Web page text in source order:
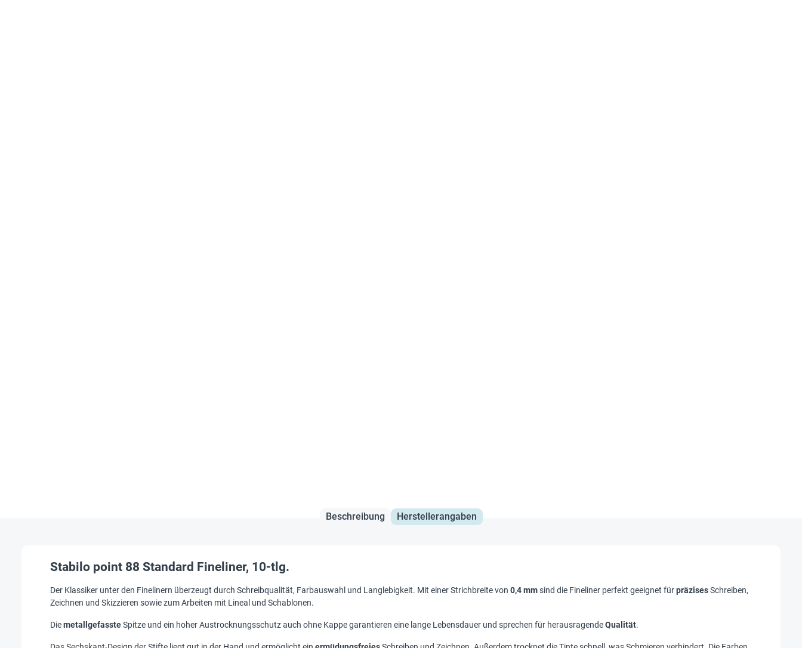
Beschreibung Herstellerangaben
Stabilo point 88 Standard Fineliner, 10-tlg.
Der Klassiker unter den Finelinern überzeugt durch Schreibqualität, Farbauswahl und Langlebigkeit. Mit einer Strichbreite von 0,4 mmsind die Fineliner perfekt geeignet fürpräzisesSchreiben,
Zeichnen und Skizzieren sowie zum Arbeiten mit Lineal und Schablonen.
DiemetallgefassteSpitze und ein hoher Austrocknungsschutz auch ohne Kappe garantieren eine lange Lebensdauer und sprechen für herausragendeQualität.